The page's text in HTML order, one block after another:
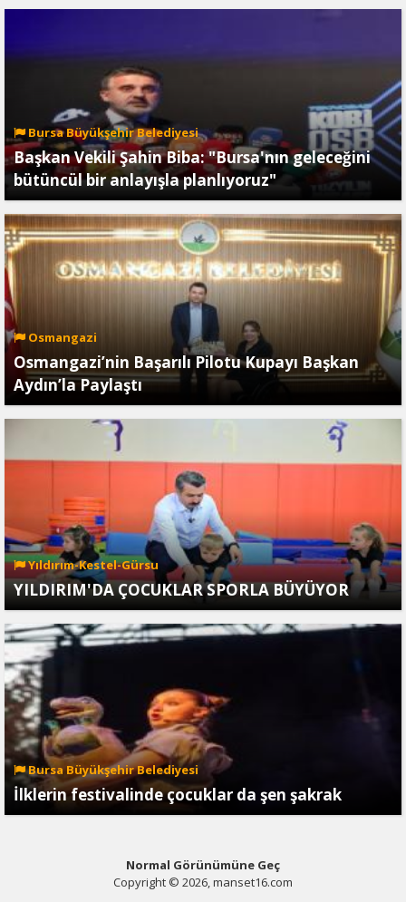
Bursa Büyükşehir Belediyesi
Başkan Vekili Şahin Biba: "Bursa'nın geleceğini
bütüncül bir anlayışla planlıyoruz"
Osmangazi
Osmangazi’nin Başarılı Pilotu Kupayı Başkan
Aydın’la Paylaştı
Yıldırım-Kestel-Gürsu
YILDIRIM'DA ÇOCUKLAR SPORLA BÜYÜYOR
Bursa Büyükşehir Belediyesi
İlklerin festivalinde çocuklar da şen şakrak
Normal Görünümüne Geç
Copyright © 2026, manset16.com